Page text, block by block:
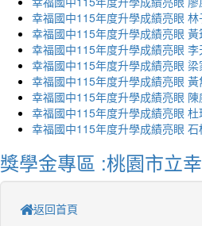
幸福國中115年度升學成績亮眼
幸福國中115年度升學成績亮眼
幸福國中115年度升學成績亮眼
幸福國中115年度升學成績亮眼
幸福國中115年度升學成績亮眼
幸福國中115年度升學成績亮眼
幸福國中115年度升學成績亮眼
幸福國中115年度升學成績亮眼
獎學金專區 :桃園市立
返回首頁